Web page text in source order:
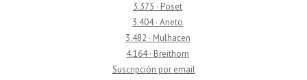
3.375 · Poset
3.404 · Aneto
3.482 · Mulhacen
4.164 · Breithorn
Suscripción por email